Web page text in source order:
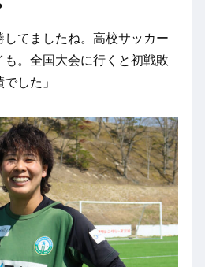
してましたね。高校サッカー
。全国大会に行くと初戦敗
した」